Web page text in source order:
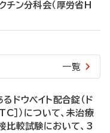
チン分科会（厚労省H
一覧
ドウベイト配合錠（ド
］）について、未治療
比較試験において、3